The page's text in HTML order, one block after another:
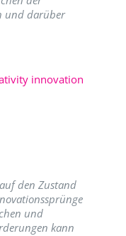
und darüber
innovation
den Zustand
und
kann